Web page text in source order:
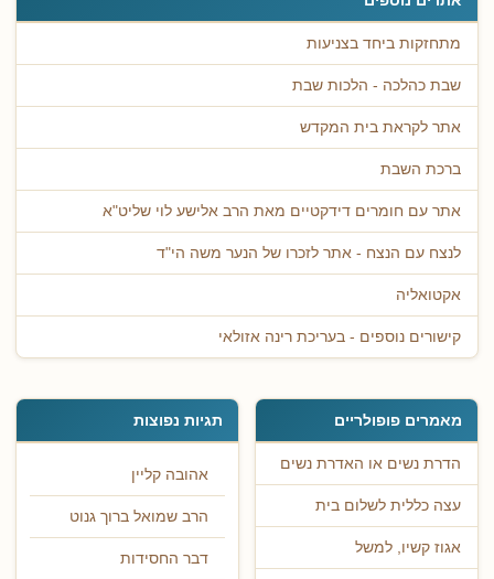
מתחזקות ביחד בצניעות
שבת כהלכה - הלכות שבת
אתר לקראת בית המקדש
ברכת השבת
אתר עם חומרים דידקטיים מאת הרב אלישע לוי שליט"א
לנצח עם הנצח - אתר לזכרו של הנער משה הי"ד
אקטואליה
קישורים נוספים - בעריכת רינה אזולאי
מאמרים פופולריים
הדרת נשים או האדרת נשים
עצה כללית לשלום בית
אגוז קשיו, למשל
תגיות נפוצות
אהובה קליין
הרב שמואל ברוך גנוט
דבר החסידות